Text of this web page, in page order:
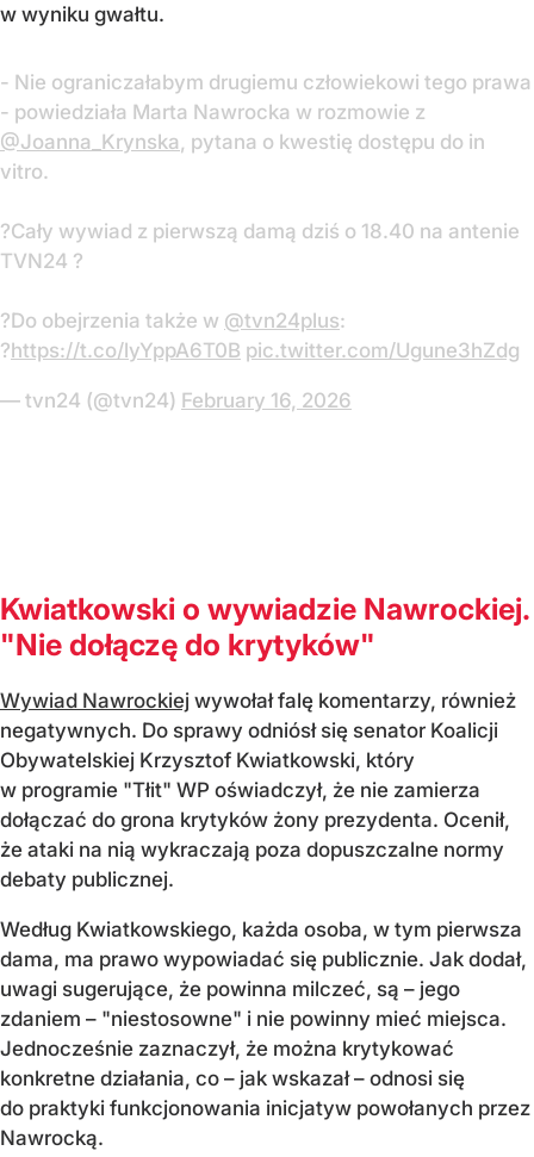
w wyniku gwałtu.
- Nie ograniczałabym drugiemu człowiekowi tego prawa
- powiedziała Marta Nawrocka w rozmowie z
@Joanna_Krynska , pytana o kwestię dostępu do in
vitro.
?Cały wywiad z pierwszą damą dziś o 18.40 na antenie
TVN24 ?
?Do obejrzenia także w @tvn24plus:
?https://t.co/lyYppA6T0B pic.twitter.com/Ugune3hZdg
— tvn24 (@tvn24) February 16, 2026
Kwiatkowski o wywiadzie Nawrockiej.
"Nie dołączę do krytyków"
Wywiad Nawrockiej wywołał falę komentarzy, również
negatywnych. Do sprawy odniósł się senator Koalicji
Obywatelskiej Krzysztof Kwiatkowski, który
w programie "Tłit" WP oświadczył, że nie zamierza
dołączać do grona krytyków żony prezydenta. Ocenił,
że ataki na nią wykraczają poza dopuszczalne normy
debaty publicznej.
Według Kwiatkowskiego, każda osoba, w tym pierwsza
dama, ma prawo wypowiadać się publicznie. Jak dodał,
uwagi sugerujące, że powinna milczeć, są – jego
zdaniem – "niestosowne" i nie powinny mieć miejsca.
Jednocześnie zaznaczył, że można krytykować
konkretne działania, co – jak wskazał – odnosi się
do praktyki funkcjonowania inicjatyw powołanych przez
Nawrocką.